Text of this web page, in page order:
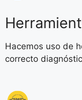
Hacemos uso de
correcto